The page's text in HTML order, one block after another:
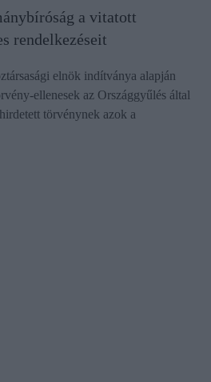
a vitatott
rendelkezéseit
elnök indítványa alapján
ellenesek az Országgyűlés által
törvénynek azok a